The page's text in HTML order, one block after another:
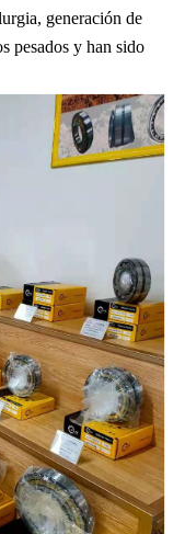
generación de
pesados ​​y han sido